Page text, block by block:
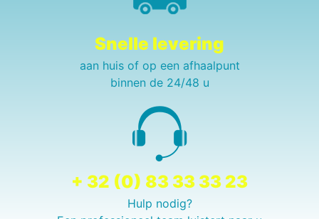
Snelle levering
aan huis of op een afhaalpunt
binnen de 24/48 u
+ 32 (0) 83 33 33 23
Hulp nodig?